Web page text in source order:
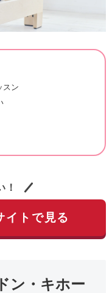
スン
！
イトで見る
ン・キホー